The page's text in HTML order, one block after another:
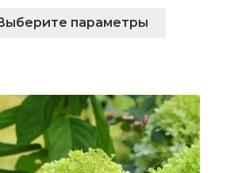
параметры
можно
выбрать
на
странице
товара.